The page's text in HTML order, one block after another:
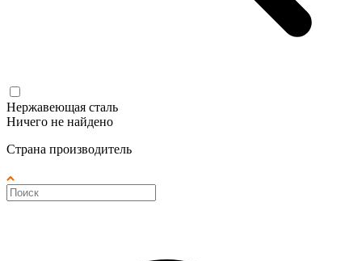
Нержавеющая сталь
Ничего не найдено
Страна производитель